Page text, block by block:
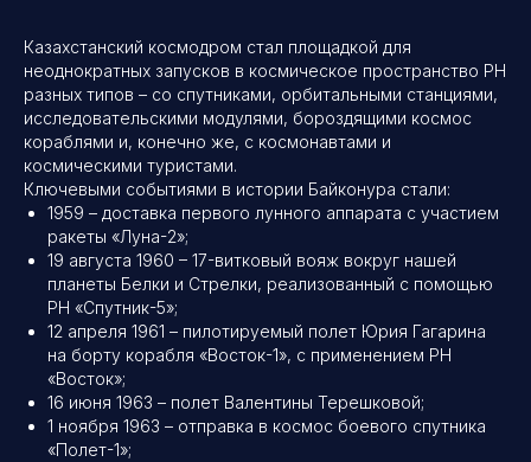
Казахстанский космодром стал площадкой для
неоднократных запусков в космическое пространство РН
разных типов – со спутниками, орбитальными станциями,
исследовательскими модулями, бороздящими космос
кораблями и, конечно же, с космонавтами и
космическими туристами.
Ключевыми событиями в истории Байконура стали:
1959 – доставка первого лунного аппарата с участием
ракеты «Луна-2»;
19 августа 1960 – 17-витковый вояж вокруг нашей
планеты Белки и Стрелки, реализованный с помощью
РН «Спутник-5»;
12 апреля 1961 – пилотируемый полет Юрия Гагарина
на борту корабля «Восток-1», с применением РН
«Восток»;
16 июня 1963 – полет Валентины Терешковой;
1 ноября 1963 – отправка в космос боевого спутника
«Полет-1»;